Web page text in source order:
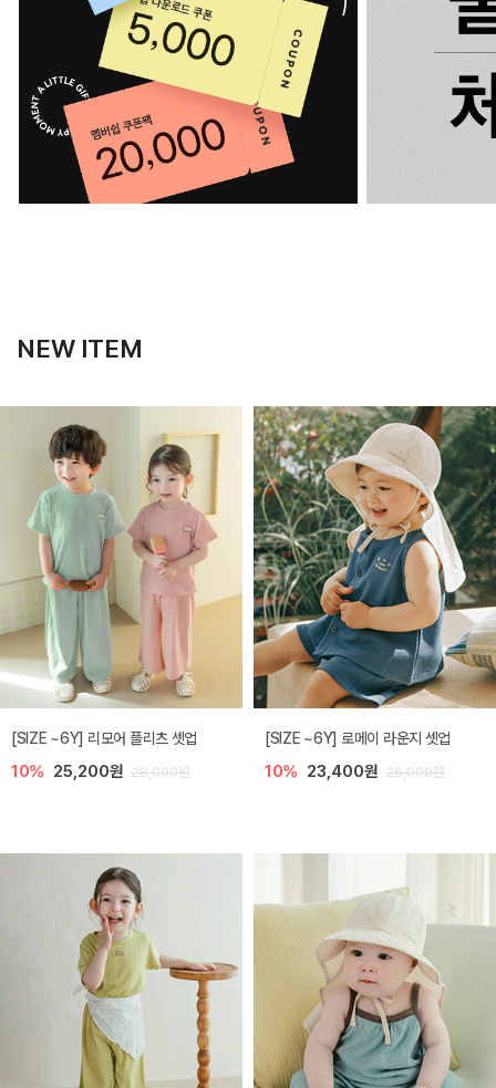
NEW ITEM
[SIZE ~6Y] 리모어 플리츠 셋업
10% 25,200원 28,000원
[SIZE ~6Y] 로메이 라운지 셋업
10% 23,400원 26,000원